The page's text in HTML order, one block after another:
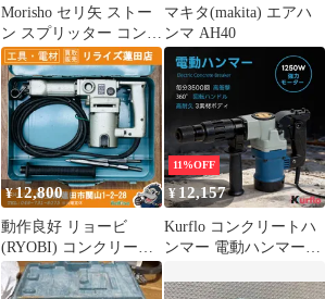
Morisho セリ矢 ストー
ン スプリッター コンク
リート 石割り 道具 く
さび 楔 打ち込み ゴム
ハンマー ドリル ビット
16mm 下穴 3本 セット
マキタ(makita) エアハ
ンマ AH40
¥12,800
動作良好 リョービ
(RYOBI) コンクリート
ハンマー CH-420A 【リ
ライズ蓮田店】
11%OFF
¥ 12,157
Kurflo コンクリートハ
ンマー 電動ハンマー
壁解体 地面掘削 強力